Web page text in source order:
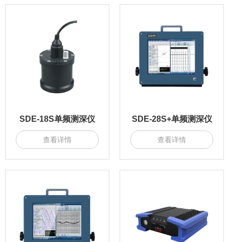
SDE-18S单频测深仪
查看详情
SDE-28S+单频测深仪
查看详情